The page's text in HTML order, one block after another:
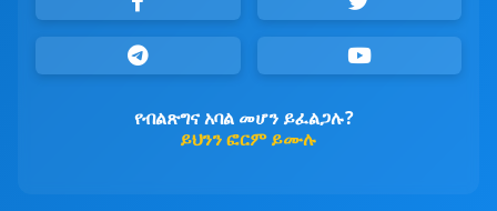
የብልጽግና አባል መሆን ይፈልጋሉ?
ይህንን ፎርም ይሙሉ